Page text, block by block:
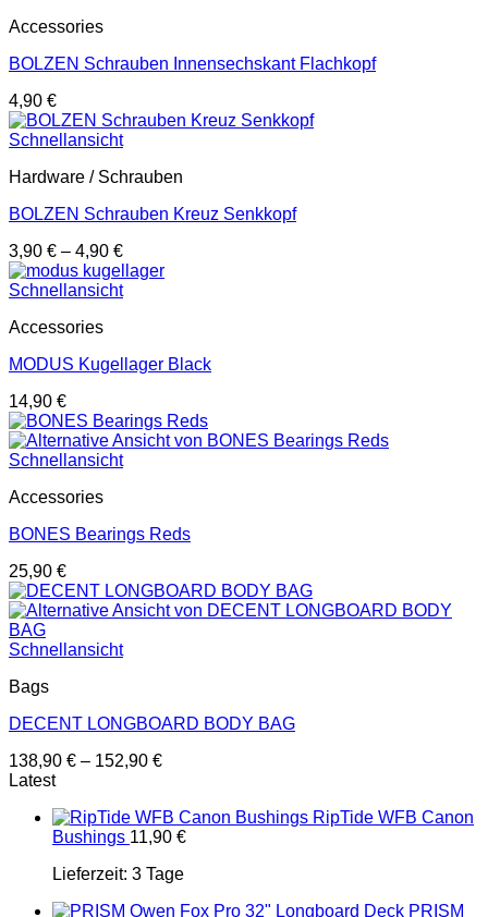
Accessories
BOLZEN Schrauben Innensechskant Flachkopf
4,90 €
Schnellansicht
Hardware / Schrauben
BOLZEN Schrauben Kreuz Senkkopf
3,90 € – 4,90 €
Schnellansicht
Accessories
MODUS Kugellager Black
14,90 €
Schnellansicht
Accessories
BONES Bearings Reds
25,90 €
Schnellansicht
Bags
DECENT LONGBOARD BODY BAG
138,90 € – 152,90 €
Latest
RipTide WFB Canon
Bushings 11,90 €
Lieferzeit: 3 Tage
PRISM